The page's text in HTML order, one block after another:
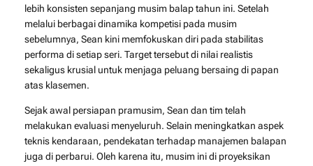
lebih konsisten sepanjang musim balap tahun ini. Setelah
melalui berbagai dinamika kompetisi pada musim
sebelumnya, Sean kini memfokuskan diri pada stabilitas
performa di setiap seri. Target tersebut di nilai realistis
sekaligus krusial untuk menjaga peluang bersaing di papan
atas klasemen.
Sejak awal persiapan pramusim, Sean dan tim telah
melakukan evaluasi menyeluruh. Selain meningkatkan aspek
teknis kendaraan, pendekatan terhadap manajemen balapan
juga di perbarui. Oleh karena itu, musim ini di proyeksikan